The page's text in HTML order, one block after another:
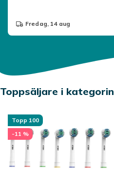
fredag, 14 aug
Toppsäljare i kategorin
Topp 100
-11 %